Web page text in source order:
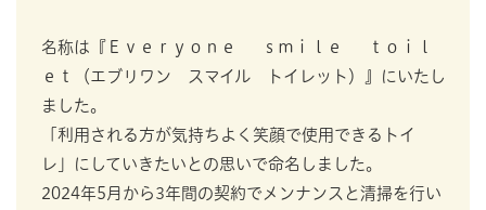
名称は『Ｅｖｅｒｙｏｎｅ ｓｍｉｌｅ ｔｏｉｌ
ｅｔ（エブリワン スマイル トイレット）』にいたし
ました。
「利用される方が気持ちよく笑顔で使用できるトイ
レ」にしていきたいとの思いで命名しました。
2024年5月から3年間の契約でメンナンスと清掃を行い